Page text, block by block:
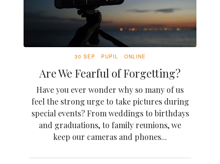
30 SEP PUPIL ONLINE
Are We Fearful of Forgetting?
Have you ever wonder why so many of us
feel the strong urge to take pictures during
special events? From weddings to birthdays
and graduations, to family reunions, we
keep our cameras and phones...